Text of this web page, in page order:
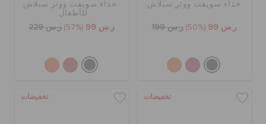
حذاء سويفت ووتر سبلاش
ر.س 99 (50%) ر.س 199
حذاء سويفت ووتر سبلاش
للأطفال
ر.س 99 (57%) ر.س 229
تخفيضات تخفيضات